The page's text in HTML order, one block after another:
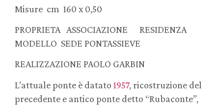
Misure cm 160 x 0,50
PROPRIETA ASSOCIAZIONE RESIDENZA
MODELLO SEDE PONTASSIEVE
REALIZZAZIONE PAOLO GARBIN
L’attuale ponte è datato 1957, ricostruzione del
precedente e antico ponte detto “Rubaconte”,